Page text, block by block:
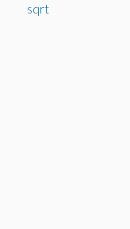
sqrt